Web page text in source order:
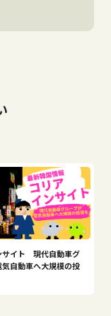
サイト 現代自動車グ
気自動車へ大規模の投